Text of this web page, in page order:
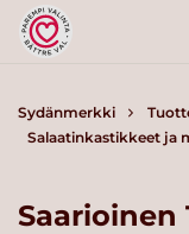
Sydänmerkki
Salaatinkastikkeet ja